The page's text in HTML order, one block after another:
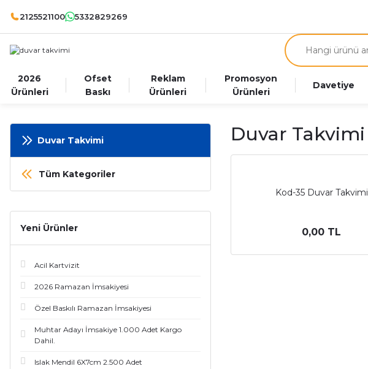
2125521100 5332829269
2026
Ürünleri
Ofset
Baskı
Reklam
Ürünleri
Promosyon
Ürünleri
Davetiye
Duvar Takvimi
Tüm Kategoriler
Yeni Ürünler
Acil Kartvizit
2026 Ramazan İmsakiyesi
Özel Baskılı Ramazan İmsakiyesi
Muhtar Adayı İmsakiye 1.000 Adet Kargo
Dahil.
Islak Mendil 6X7cm 2.500 Adet
Duvar Takvimi
Kod-35 Duvar Takvimi
0,00 TL